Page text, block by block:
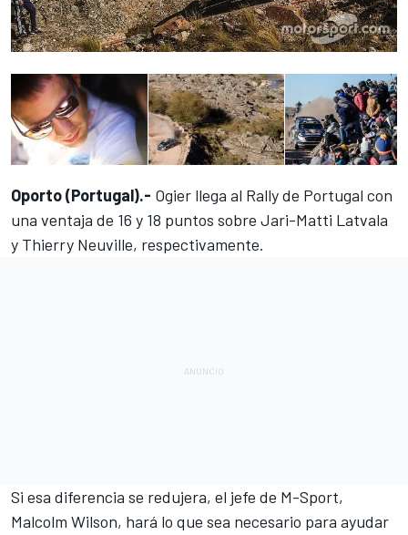
Oporto (Portugal).- Ogier llega al Rally de Portugal con
una ventaja de 16 y 18 puntos sobre Jari-Matti Latvala
y Thierry Neuville, respectivamente.
Si esa diferencia se redujera, el jefe de M-Sport,
Malcolm Wilson, hará lo que sea necesario para ayudar